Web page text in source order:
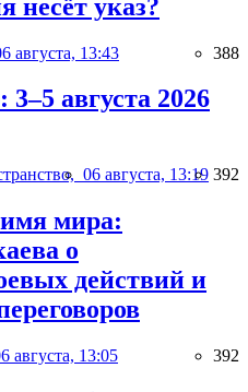
несёт указ?
августа, 13:43 388
августа 2026
06 августа, 13:19 392
мира:
о
действий и
августа, 13:05 392